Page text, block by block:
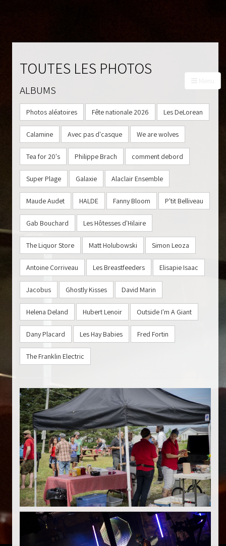
À PROPOS
PROGRAMMATION
BILLETS
PHOTOS
PARTENAIRES
CONTACT
TOUTES LES PHOTOS
ALBUMS
Photos aléatoires Fête nationale 2026 Les DeLorean
Calamine Avec pas d'casque We are wolves
Tea for 20's Philippe Brach comment debord
Super Plage Galaxie Alaclair Ensemble
Maude Audet HALDE Fanny Bloom P'tit Belliveau
Gab Bouchard Les Hôtesses d'Hilaire
The Liquor Store Matt Holubowski Simon Leoza
Antoine Corriveau Les Breastfeeders Elisapie Isaac
Jacobus Ghostly Kisses David Marin
Helena Deland Hubert Lenoir Outside I'm A Giant
Dany Placard Les Hay Babies Fred Fortin
The Franklin Electric